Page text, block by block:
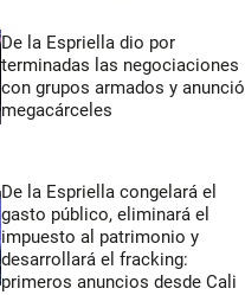
De la Espriella dio por
terminadas las negociaciones
con grupos armados y anunció
megacárceles
De la Espriella congelará el
gasto público, eliminará el
impuesto al patrimonio y
desarrollará el fracking:
primeros anuncios desde Cali